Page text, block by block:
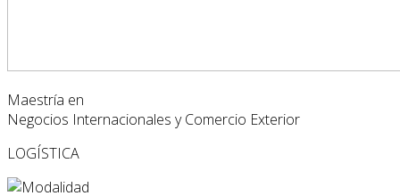
Maestría en
Negocios Internacionales y Comercio Exterior
LOGÍSTICA